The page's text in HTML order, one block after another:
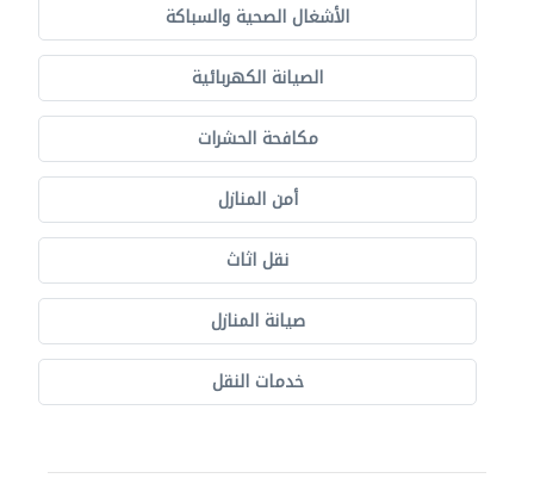
الأشغال الصحية والسباكة
الصيانة الكهربائية
مكافحة الحشرات
أمن المنازل
نقل اثاث
صيانة المنازل
خدمات النقل